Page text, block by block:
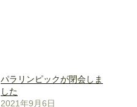
パラリンピックが閉会しま
した
2021年9月6日